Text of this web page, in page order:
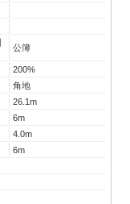
公簿
200%
角地
26.1m
6m
4.0m
6m